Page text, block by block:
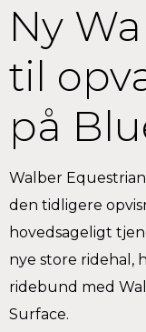
Ny
til
på
Walber
den tidligere
hovedsageligt
nye store ridehal,
ridebund med
Surface.